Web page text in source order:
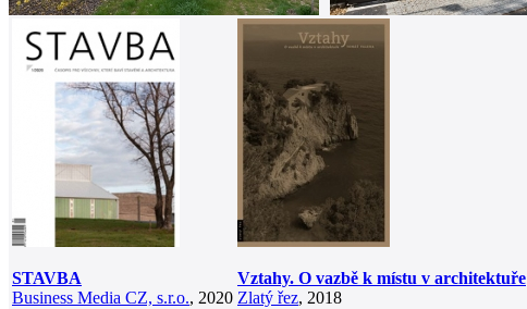
STAVBA
Business Media CZ, s.r.o., 2020
Vztahy. O vazbě k místu v architektuře
Zlatý řez, 2018